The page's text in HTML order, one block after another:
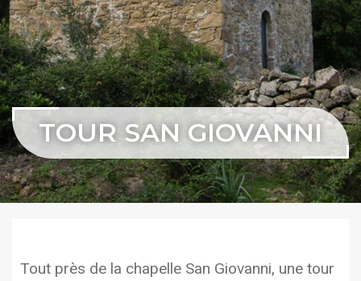
TOUR SAN GIOVANNI
Tout près de la chapelle San Giovanni, une tour